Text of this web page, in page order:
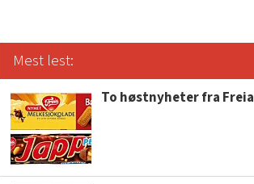
Mest lest:
To høstnyheter fra Freia